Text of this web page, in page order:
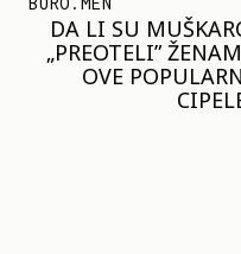
KLJUČNI TREND
MARGO ROBI I
BIBER NOSE
MODNI